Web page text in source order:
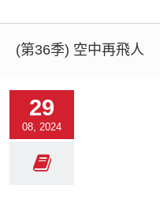
(第36季) 空中再飛人
29
08, 2024